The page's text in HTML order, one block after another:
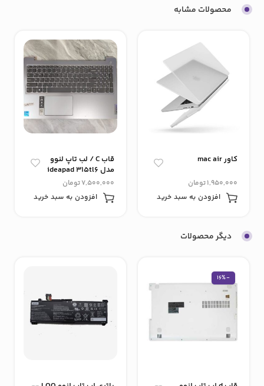
محصولات مشابه
کاور mac air
1,950,000تومان
افزودن به سبد خرید
قاب C / لب تاپ لنوو
مدل ideapad 315tl6
82H8 / بیرون زدگی
پیچ
7,500,000تومان
افزودن به سبد خرید
دیگر محصولات
-16%